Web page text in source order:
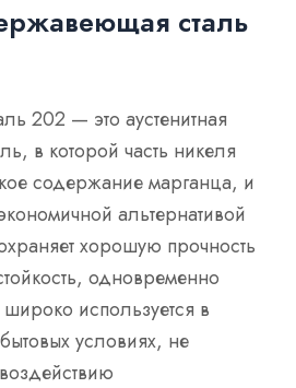
сталь
202 — это аустенитная
в которой часть никеля
содержание марганца, и
альтернативой
хорошую прочность
одновременно
используется в
условиях, не